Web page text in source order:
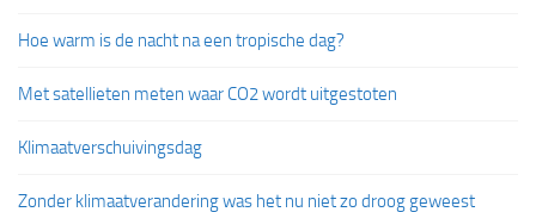
Hoe warm is de nacht na een tropische dag?
Met satellieten meten waar CO2 wordt uitgestoten
Klimaatverschuivingsdag
Zonder klimaatverandering was het nu niet zo droog geweest